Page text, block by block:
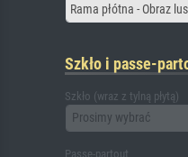
Rama płótna - Obraz
Szkło i passe-
Szkło (wraz z tylną płytą)
Prosimy wybrać
Passe-partout